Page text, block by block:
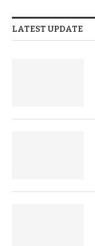
LATEST UPDATE